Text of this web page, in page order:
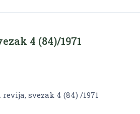
4 (84)/1971
svezak 4 (84) /1971